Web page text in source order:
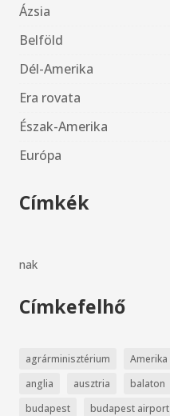
Ázsia
Belföld
Dél-Amerika
Era rovata
Észak-Amerika
Európa
Címkék
nak
Címkefelhő
agrárminisztérium
Amerika
anglia
ausztria
balaton
budapest
budapest airport